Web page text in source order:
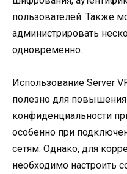
пользователей. Также
администрировать
одновременно.
Использование Server
полезно для повышения
конфиденциальности
особенно при
сетям. Однако, для
необходимо настроить